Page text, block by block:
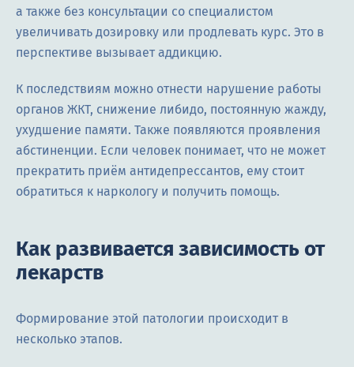
а также без консультации со специалистом
увеличивать дозировку или продлевать курс. Это в
перспективе вызывает аддикцию.
К последствиям можно отнести нарушение работы
органов ЖКТ, снижение либидо, постоянную жажду,
ухудшение памяти. Также появляются проявления
абстиненции. Если человек понимает, что не может
прекратить приём антидепрессантов, ему стоит
обратиться к наркологу и получить помощь.
Как развивается зависимость от
лекарств
Формирование этой патологии происходит в
несколько этапов.